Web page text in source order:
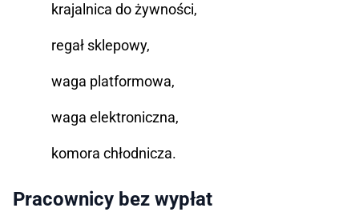
krajalnica do żywności,
regał sklepowy,
waga platformowa,
waga elektroniczna,
komora chłodnicza.
Pracownicy bez wypłat